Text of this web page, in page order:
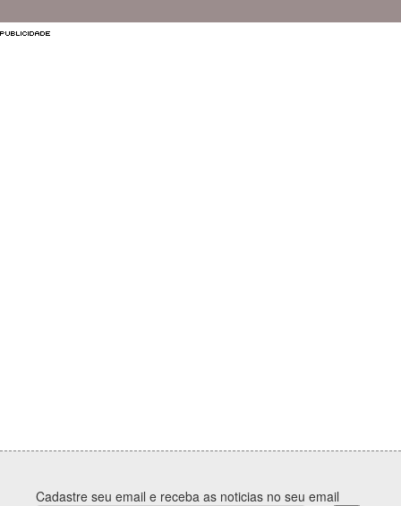
Cadastre seu email e receba as noticias no seu email